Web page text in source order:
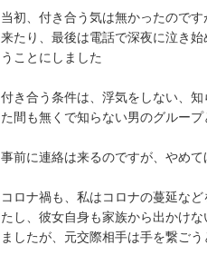
当初、付き合う気は無かったので
来たり、最後は電話で深夜に泣き
うことにしました
付き合う条件は、浮気をしない、
た間も無くで知らない男のグルー
事前に連絡は来るのですが、やめ
コロナ禍も、私はコロナの蔓延な
たし、彼女自身も家族から出かけ
ましたが、元交際相手は手を繋ご